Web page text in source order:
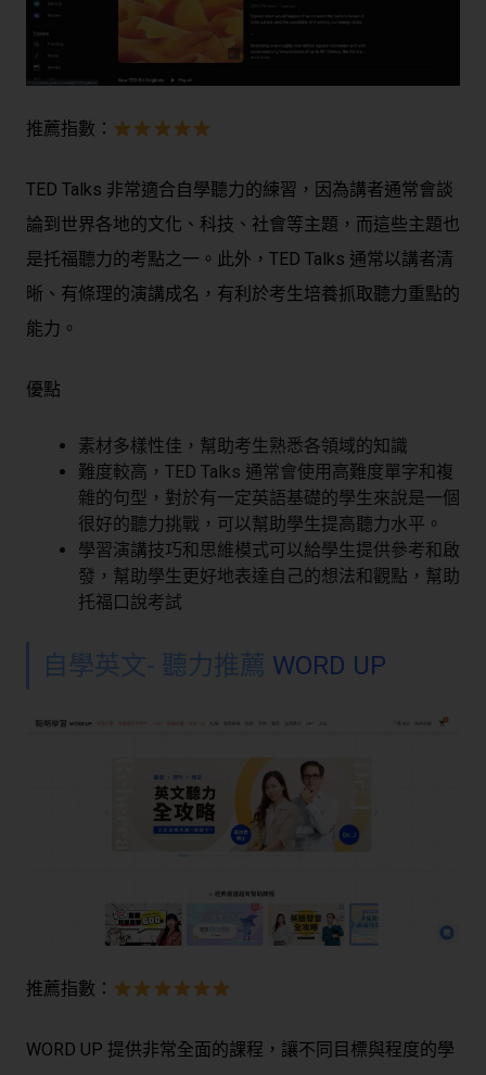
推薦指數：
TED Talks 非常適合自學聽力的練習，因為講者通常會談
論到世界各地的文化、科技、社會等主題，而這些主題也
是托福聽力的考點之一。此外，TED Talks 通常以講者清
晰、有條理的演講成名，有利於考生培養抓取聽力重點的
能力。
優點
素材多樣性佳，幫助考生熟悉各領域的知識
難度較高，TED Talks 通常會使用高難度單字和複
雜的句型，對於有一定英語基礎的學生來說是一個
很好的聽力挑戰，可以幫助學生提高聽力水平。
學習演講技巧和思維模式可以給學生提供參考和啟
發，幫助學生更好地表達自己的想法和觀點，幫助
托福口說考試
自學英文- 聽力推薦 WORD UP
推薦指數：
WORD UP 提供非常全面的課程，讓不同目標與程度的學